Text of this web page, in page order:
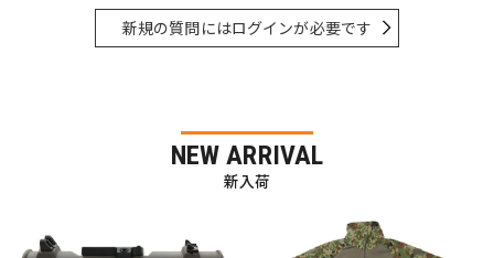
新規の質問にはログインが必要です
NEW ARRIVAL
新入荷